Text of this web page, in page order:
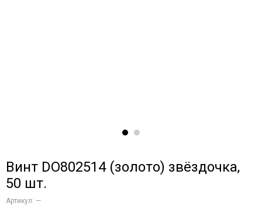
Винт DO802514 (золото) звёздочка,
50 шт.
Артикул: —